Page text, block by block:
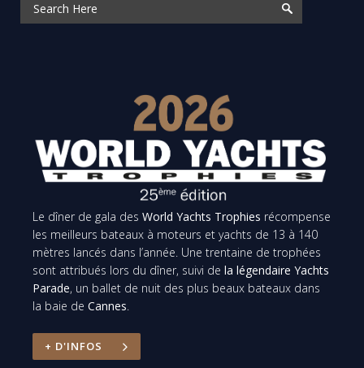
Le dîner de gala des World Yachts Trophies récompense
les meilleurs bateaux à moteurs et yachts de 13 à 140
mètres lancés dans l’année. Une trentaine de trophées
sont attribués lors du dîner, suivi de la légendaire Yachts
Parade, un ballet de nuit des plus beaux bateaux dans
la baie de Cannes
+ D'INFOS